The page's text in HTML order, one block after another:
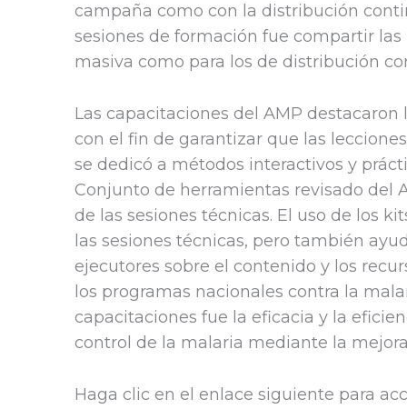
campaña como con la distribución
sesiones de formación fue compartir
masiva como para los de distribución
Las capacitaciones del AMP
con el fin de garantizar que las
se dedicó a métodos interactivos y
Conjunto de herramientas revisado del
de las sesiones técnicas. El uso de los
las sesiones técnicas, pero también
ejecutores sobre el contenido y los
los programas nacionales contra la
capacitaciones fue la eficacia y la
control de la malaria mediante la
Haga clic en el enlace siguiente para